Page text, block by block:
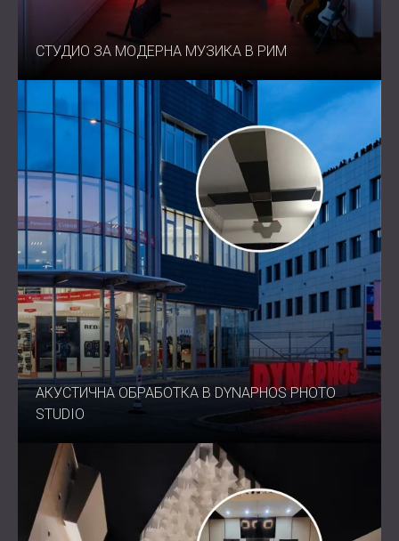
СТУДИО ЗА МОДЕРНА МУЗИКА В РИМ
АКУСТИЧНА ОБРАБОТКА В DYNAPHOS PHOTO
STUDIO